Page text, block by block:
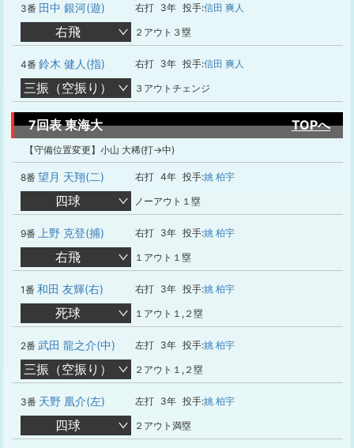
3番 田中 銀河(遊) 右打 3年 投手:信田 爽人
右飛 ２アウト３塁
4番 鈴木 健人(指) 右打 3年 投手:信田 爽人
三振（空振り） ３アウトチェンジ
7回表 東海大 TOPへ
【守備位置変更】小山 大稀(打→中)
8番 望月 天翔(二) 右打 4年 投手:姚 柏宇
四球 ノーアウト１塁
9番 上野 克登(捕) 右打 3年 投手:姚 柏宇
右飛 １アウト１塁
1番 和田 友輝(右) 右打 3年 投手:姚 柏宇
死球 １アウト１,２塁
2番 武田 龍之介(中) 左打 3年 投手:姚 柏宇
三振（空振り） ２アウト１,２塁
3番 天野 凰介(左) 左打 3年 投手:姚 柏宇
四球 ２アウト満塁